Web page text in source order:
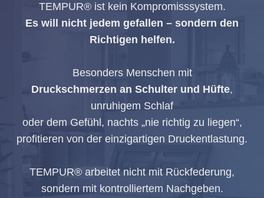
TEMPUR® ist kein Kompromisssystem.
Es will nicht jedem gefallen – sondern den
Richtigen helfen.
Besonders Menschen mit
Druckschmerzen an Schulter und Hüfte,
unruhigem Schlaf
oder dem Gefühl, nachts „nie richtig zu liegen“,
profitieren von der einzigartigen Druckentlastung.
TEMPUR® arbeitet nicht mit Rückfederung,
sondern mit kontrolliertem Nachgeben.